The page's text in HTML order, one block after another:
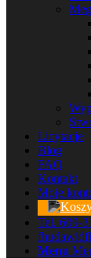
Licytacje
Blog
FAQ
Kontakt
Moje
Tel. 609-
Menu